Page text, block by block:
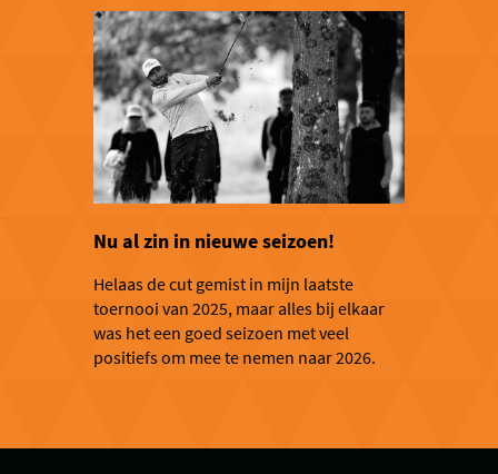
Nu al zin in nieuwe seizoen!
Helaas de cut gemist in mijn laatste
toernooi van 2025, maar alles bij elkaar
was het een goed seizoen met veel
positiefs om mee te nemen naar 2026.